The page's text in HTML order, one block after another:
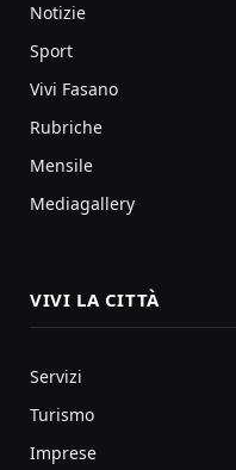
Notizie
Sport
Vivi Fasano
Rubriche
Mensile
Mediagallery
VIVI LA CITTÀ
Servizi
Turismo
Imprese